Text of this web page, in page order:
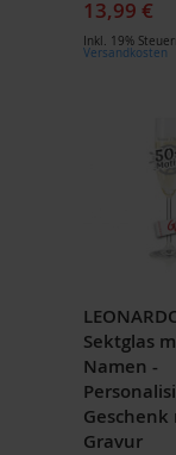
13,99 €
Inkl. 19%
Versandkosten
Sektglas
Namen -
Geschenk
Gravur